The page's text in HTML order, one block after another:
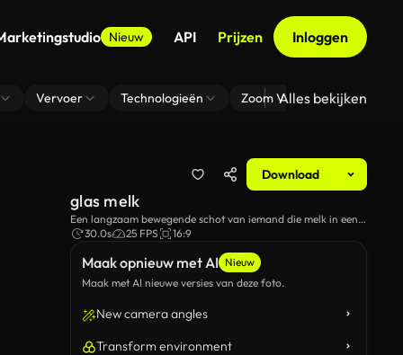
Nieuw API Prijzen Inloggen
Vervoer Technologieën Zoom Virtuele
Alles bekijken
Download
Maak opnieuw met AI Nieuw
Maak met AI nieuwe versies van deze foto.
New camera angles
Transform environment
glas melk
Een langzaam bewegende schot van iemand die melk in een
glas giet.
30.0s 25 FPS 16:9